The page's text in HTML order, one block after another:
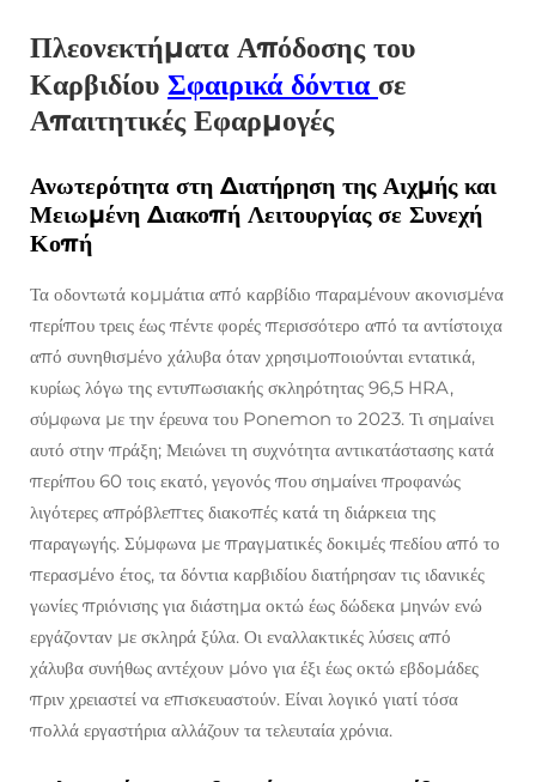
Πλεονεκτήματα Απόδοσης του
Καρβιδίου Σφαιρικά δόντια σε
Απαιτητικές Εφαρμογές
Ανωτερότητα στη Διατήρηση της Αιχμής και
Μειωμένη Διακοπή Λειτουργίας σε Συνεχή
Κοπή
Τα οδοντωτά κομμάτια από καρβίδιο παραμένουν ακονισμένα
περίπου τρεις έως πέντε φορές περισσότερο από τα αντίστοιχα
από συνηθισμένο χάλυβα όταν χρησιμοποιούνται εντατικά,
κυρίως λόγω της εντυπωσιακής σκληρότητας 96,5 HRA,
σύμφωνα με την έρευνα του Ponemon το 2023. Τι σημαίνει
αυτό στην πράξη; Μειώνει τη συχνότητα αντικατάστασης κατά
περίπου 60 τοις εκατό, γεγονός που σημαίνει προφανώς
λιγότερες απρόβλεπτες διακοπές κατά τη διάρκεια της
παραγωγής. Σύμφωνα με πραγματικές δοκιμές πεδίου από το
περασμένο έτος, τα δόντια καρβιδίου διατήρησαν τις ιδανικές
γωνίες πριόνισης για διάστημα οκτώ έως δώδεκα μηνών ενώ
εργάζονταν με σκληρά ξύλα. Οι εναλλακτικές λύσεις από
χάλυβα συνήθως αντέχουν μόνο για έξι έως οκτώ εβδομάδες
πριν χρειαστεί να επισκευαστούν. Είναι λογικό γιατί τόσα
πολλά εργαστήρια αλλάζουν τα τελευταία χρόνια.